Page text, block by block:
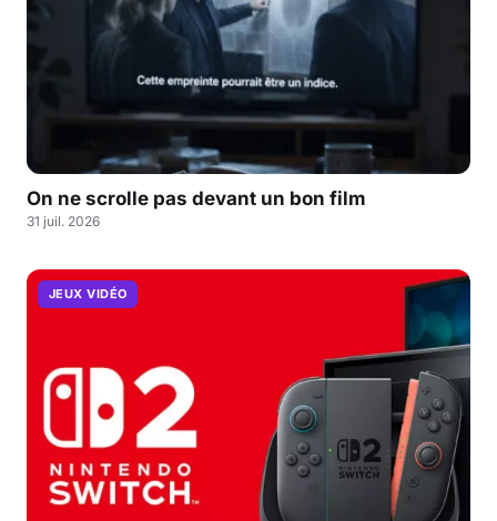
On ne scrolle pas devant un bon film
31 juil. 2026
JEUX VIDÉO